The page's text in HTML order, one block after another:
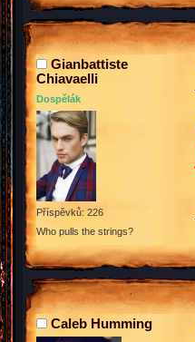
Gianbattiste
Chiavaelli
Dospělák
Příspěvků: 226
Who pulls the strings?
Caleb Humming